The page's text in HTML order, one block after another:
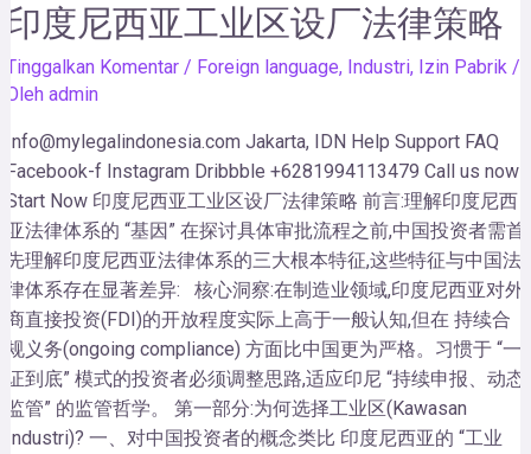
印度尼西亚工业区设厂法律策略
Tinggalkan Komentar / Foreign language, Industri, Izin Pabrik /
Oleh admin
Info@mylegalindonesia.com Jakarta, IDN Help Support FAQ
Facebook-f Instagram Dribbble +6281994113479 Call us now!
Start Now 印度尼西亚工业区设厂法律策略 前言:理解印度尼西
亚法律体系的 “基因” 在探讨具体审批流程之前,中国投资者需首
先理解印度尼西亚法律体系的三大根本特征,这些特征与中国法
律体系存在显著差异: 核心洞察:在制造业领域,印度尼西亚对外
商直接投资(FDI)的开放程度实际上高于一般认知,但在 持续合
规义务(ongoing compliance) 方面比中国更为严格。习惯于 “一
证到底” 模式的投资者必须调整思路,适应印尼 “持续申报、动态
监管” 的监管哲学。 第一部分:为何选择工业区(Kawasan
Industri)? 一、对中国投资者的概念类比 印度尼西亚的 “工业